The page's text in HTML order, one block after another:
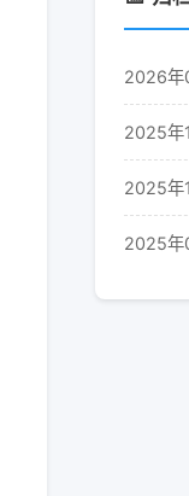
2026年
2025年
2025年
2025年